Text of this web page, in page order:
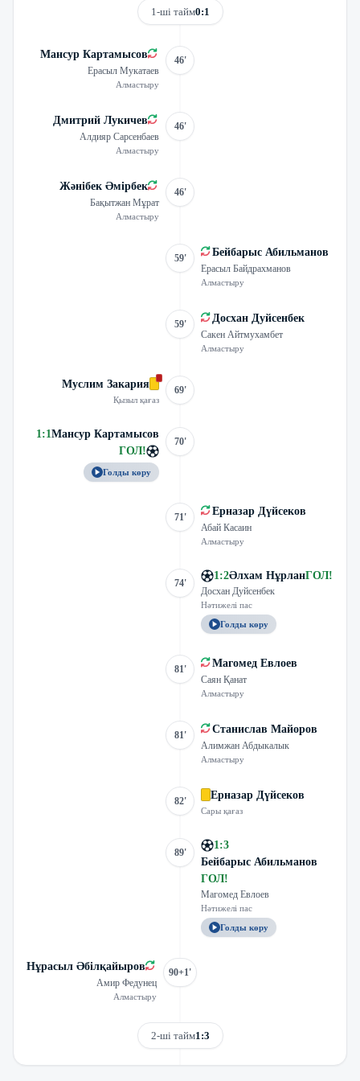
1-ші тайм0:1
Мансур Картамысов
Ерасыл Мукатаев
Алмастыру
46'
Дмитрий Лукичев
Алдияр Сарсенбаев
Алмастыру
46'
Жәнібек Әмірбек
Бақытжан Мұрат
Алмастыру
46'
59' Бейбарыс Абильманов
Ерасыл Байдрахманов
Алмастыру
59' Досхан Дуйсенбек
Сакен Айтмухамбет
Алмастыру
Муслим Закария
Қызыл қағаз
69'
1:1Мансур Картамысов
ГОЛ!
Голды көру
70'
71' Ерназар Дүйсеков
Абай Касаин
Алмастыру
74'
1:2Әлхам НұрланГОЛ!
Досхан Дуйсенбек
Нәтижелі пас
Голды көру
81' Магомед Евлоев
Саян Қанат
Алмастыру
81' Станислав Майоров
Алимжан Абдыкалык
Алмастыру
82' Ерназар Дүйсеков
Сары қағаз
89'
1:3
Бейбарыс Абильманов
ГОЛ!
Магомед Евлоев
Нәтижелі пас
Голды көру
Нұрасыл Әбілқайыров
Амир Федунец
Алмастыру
90+1'
2-ші тайм1:3